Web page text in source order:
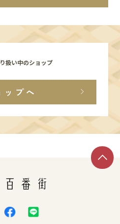
扱い中のショップ
ップへ